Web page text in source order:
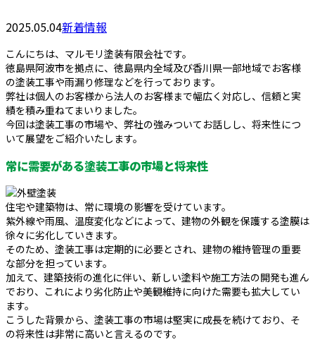
2025.05.04新着情報
こんにちは、マルモリ塗装有限会社です。
徳島県阿波市を拠点に、徳島県内全域及び香川県一部地域でお客様
の塗装工事や雨漏り修理などを行っております。
弊社は個人のお客様から法人のお客様まで幅広く対応し、信頼と実
績を積み重ねてまいりました。
今回は塗装工事の市場や、弊社の強みついてお話しし、将来性につ
いて展望をご紹介いたします。
常に需要がある塗装工事の市場と将来性
住宅や建築物は、常に環境の影響を受けています。
紫外線や雨風、温度変化などによって、建物の外観を保護する塗膜は
徐々に劣化していきます。
そのため、塗装工事は定期的に必要とされ、建物の維持管理の重要
な部分を担っています。
加えて、建築技術の進化に伴い、新しい塗料や施工方法の開発も進ん
でおり、これにより劣化防止や美観維持に向けた需要も拡大してい
ます。
こうした背景から、塗装工事の市場は堅実に成長を続けており、そ
の将来性は非常に高いと言えるのです。